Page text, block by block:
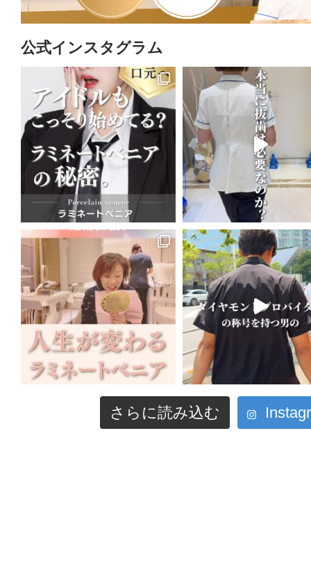
公式インスタグラム
さらに読み込む